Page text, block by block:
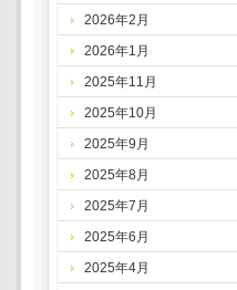
2026年2月
2026年1月
2025年11月
2025年10月
2025年9月
2025年8月
2025年7月
2025年6月
2025年4月